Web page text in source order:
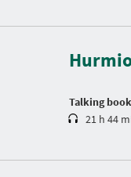
Talking book
r
t
i
n
21 h 44
r